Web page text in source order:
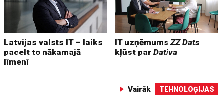
Latvijas valsts IT – laiks
pacelt to nākamajā
līmenī
IT uzņēmumsZZ Dats
kļūst parDativa
Vairāk TEHNOLOĢIJAS